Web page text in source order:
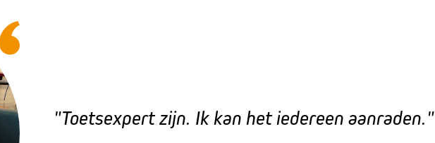
"Toetsexpert zijn. Ik kan het iedereen aanraden."